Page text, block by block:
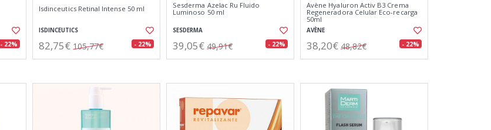
- 22%
Isdinceutics Retinal Intense 50 ml
ISDINCEUTICS
82,75€ 105,77€ - 22%
Sesderma Azelac Ru Fluido
Luminoso 50 ml
SESDERMA
39,05€ 49,91€ - 22%
Avène Hyaluron Activ B3 Crema
Regeneradora Celular Eco-recarga
50ml
AVÈNE
38,20€ 48,82€ - 22%